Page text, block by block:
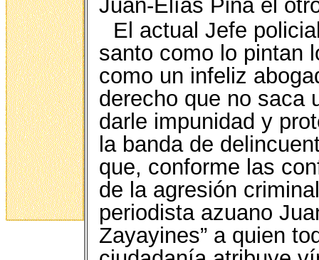
Juan-Elías Piña el
El actual Jefe
santo como lo pintan
como un infeliz
derecho que no saca
darle impunidad y
la banda de
que, conforme las
de la agresión
periodista azuano
Zayayines” a quien